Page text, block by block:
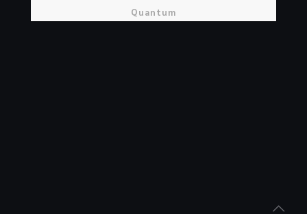
Quantum